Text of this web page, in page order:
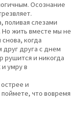
Осознание
поливая слезами
жить вместе мы не
когда
друг друга с днем
рушится и никогда
умру в
и
что вовремя